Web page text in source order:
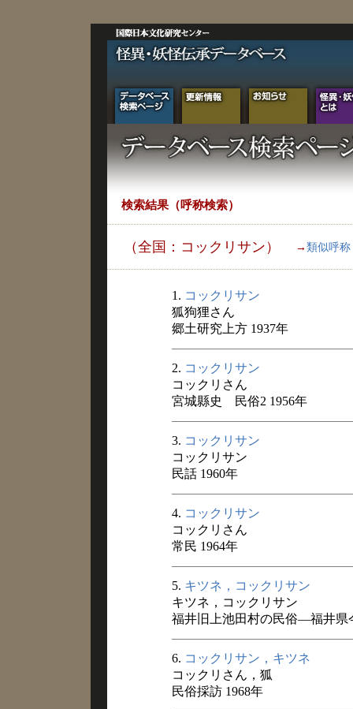
検索結果（呼称検索）
（全国：コックリサン） → 類似呼称
1. コックリサン
狐狗狸さん
郷土研究上方 1937年
2. コックリサン
コックリさん
宮城縣史 民俗2 1956年
3. コックリサン
コックリサン
民話 1960年
4. コックリサン
コックリさん
常民 1964年
5. キツネ，コックリサン
キツネ，コックリサン
福井旧上池田村の民俗―福井県
6. コックリサン，キツネ
コックリさん，狐
民俗採訪 1968年